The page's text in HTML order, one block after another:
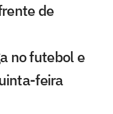
de
no futebol e
feira